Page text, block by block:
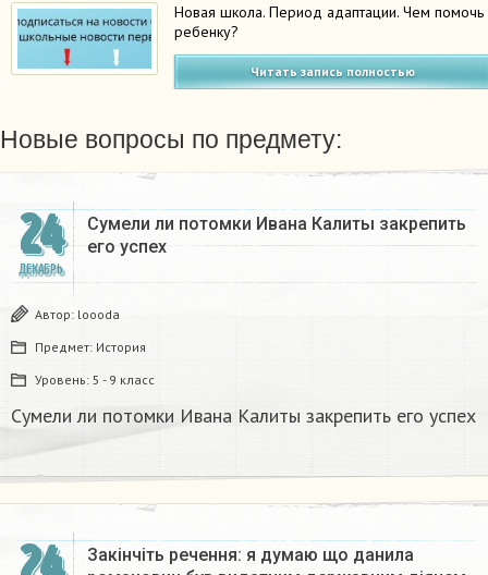
Новая школа. Период адаптации. Чем помочь
ребенку?
Читать запись полностью
Новые вопросы по предмету:
24
ДЕКАБРЬ
Сумели ли потомки Ивана Калиты закрепить
его успех
Автор: loooda
Предмет: История
Уровень: 5 - 9 класс
Сумели ли потомки Ивана Калиты закрепить его успех
Закінчіть речення: я думаю що данила